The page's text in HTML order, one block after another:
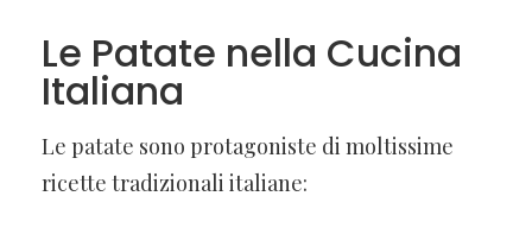
Le Patate nella Cucina
Italiana
Le patate sono protagoniste di moltissime
ricette tradizionali italiane: